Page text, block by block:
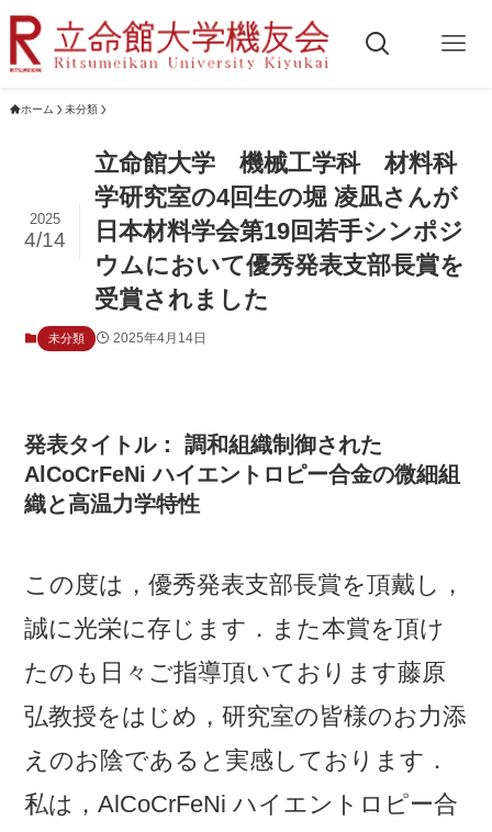
ホーム 未分類
立命館大学 機械工学科 材料科
学研究室の4回生の堀 凌凪さんが
日本材料学会第19回若手シンポジ
ウムにおいて優秀発表支部長賞を
受賞されました
2025
4/14
未分類 2025年4月14日
発表タイトル： 調和組織制御された
AlCoCrFeNi ハイエントロピー合金の微細組
織と高温力学特性
この度は，優秀発表支部長賞を頂戴し，
誠に光栄に存じます．また本賞を頂け
たのも日々ご指導頂いております藤原
弘教授をはじめ，研究室の皆様のお力添
えのお陰であると実感しております．
私は，AlCoCrFeNi ハイエントロピー合